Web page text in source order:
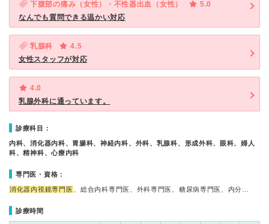
下腹部の痛み（女性）・不性器出血（女性）
5.0
なんでも質問できる温かい対応
乳腺科
4.5
女性スタッフが対応
4.0
乳腺外科に通っています。
診療科目：
内科、消化器内科、胃腸科、神経内科、外科、乳腺科、形成外科、眼科、婦人
科、精神科、心療内科
専門医・資格：
消化器内視鏡専門医 、総合内科専門医、外科専門医、糖尿病専門医、内分…
診療時間